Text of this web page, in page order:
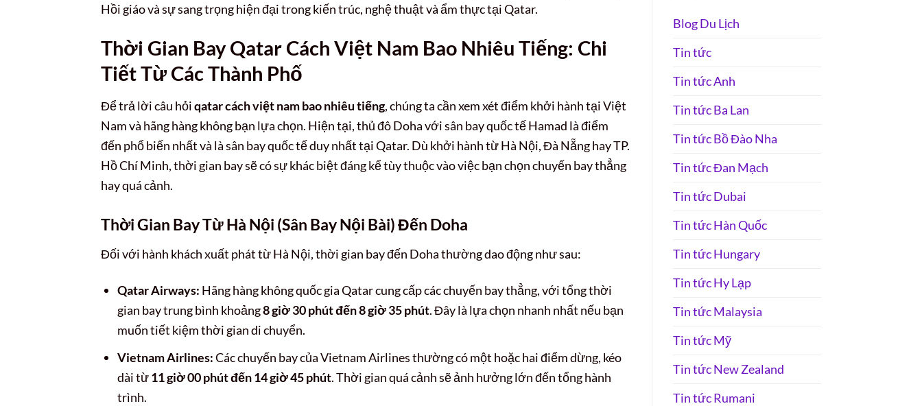
Hồi giáo và sự sang trọng hiện đại trong kiến trúc, nghệ thuật và ẩm thực tại Qatar.
Thời Gian Bay Qatar Cách Việt Nam Bao Nhiêu Tiếng: Chi
Tiết Từ Các Thành Phố
Để trả lời câu hỏiqatar cách việt nam bao nhiêu tiếng, chúng ta cần xem xét điểm khởi hành tại Việt
Nam và hãng hàng không bạn lựa chọn. Hiện tại, thủ đô Doha với sân bay quốc tế Hamad là điểm
đến phổ biến nhất và là sân bay quốc tế duy nhất tại Qatar. Dù khởi hành từ Hà Nội, Đà Nẵng hay TP.
Hồ Chí Minh, thời gian bay sẽ có sự khác biệt đáng kể tùy thuộc vào việc bạn chọn chuyến bay thẳng
hay quá cảnh.
Thời Gian Bay Từ Hà Nội (Sân Bay Nội Bài) Đến Doha
Đối với hành khách xuất phát từ Hà Nội, thời gian bay đến Doha thường dao động như sau:
Qatar Airways: Hãng hàng không quốc gia Qatar cung cấp các chuyến bay thẳng, với tổng thời
gian bay trung bình khoảng8 giờ 30 phút đến 8 giờ 35 phút. Đây là lựa chọn nhanh nhất nếu bạn
muốn tiết kiệm thời gian di chuyển.
Vietnam Airlines:Các chuyến bay của Vietnam Airlines thường có một hoặc hai điểm dừng, kéo
dài từ11 giờ 00 phút đến 14 giờ 45 phút. Thời gian quá cảnh sẽ ảnh hưởng lớn đến tổng hành
trình.
Blog Du Lịch
Tin tức
Tin tức Anh
Tin tức Ba Lan
Tin tức Bồ Đào Nha
Tin tức Đan Mạch
Tin tức Dubai
Tin tức Hàn Quốc
Tin tức Hungary
Tin tức Hy Lạp
Tin tức Malaysia
Tin tức Mỹ
Tin tức New Zealand
Tin tức Rumani